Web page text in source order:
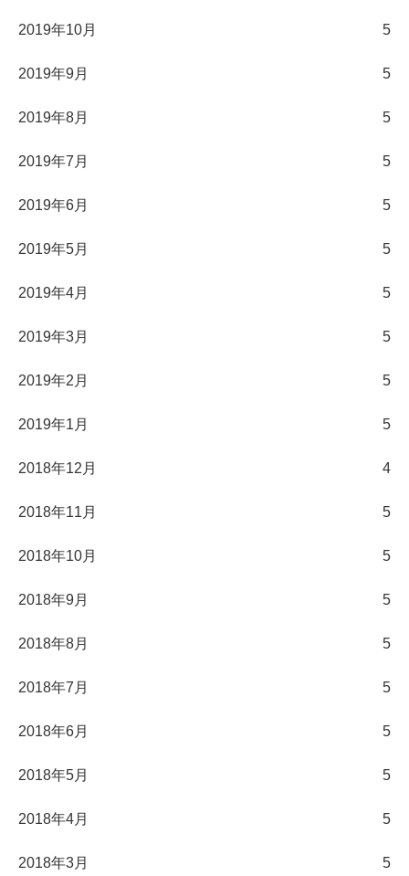
2019年10月 5
2019年9月 5
2019年8月 5
2019年7月 5
2019年6月 5
2019年5月 5
2019年4月 5
2019年3月 5
2019年2月 5
2019年1月 5
2018年12月 4
2018年11月 5
2018年10月 5
2018年9月 5
2018年8月 5
2018年7月 5
2018年6月 5
2018年5月 5
2018年4月 5
2018年3月 5